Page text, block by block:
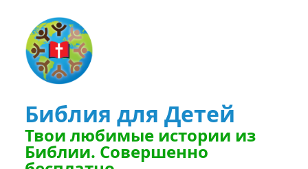
Библия для Детей
Твои любимые истории из
Библии. Совершенно